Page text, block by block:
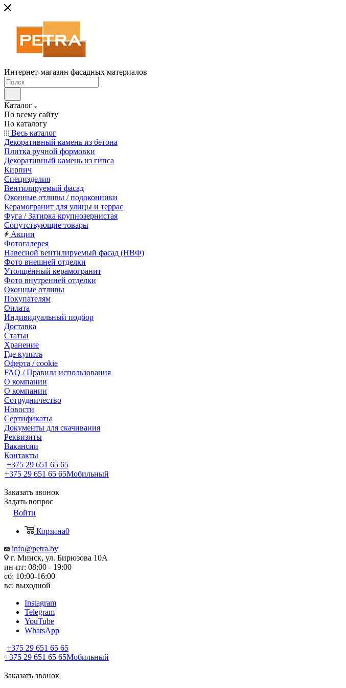
Интернет-магазин фасадных материалов
Каталог
По всему сайту
По каталогу
Весь каталог
Декоративный камень из бетона
Плитка ручной формовки
Декоративный камень из гипса
Кирпич
Специзделия
Вентилируемый фасад
Оконные отливы / подоконники
Керамогранит для улицы и террас
Фуга / Затирка крупнозернистая
Сопутствующие товары
Акции
Фотогалерея
Навесной вентилируемый фасад (НВФ)
Фото внешней отделки
Утолщённый керамогранит
Фото внутренней отделки
Оконные отливы
Покупателям
Оплата
Индивидуальный подбор
Доставка
Статьи
Хранение
Где купить
Оферта / cookie
FAQ / Правила использования
О компании
О компании
Сотрудничество
Новости
Сертификаты
Документы для скачивания
Реквизиты
Вакансии
Контакты
+375 29 651 65 65
+375 29 651 65 65Мобильный
Заказать звонок
Задать вопрос
Войти
Корзина0
info@petra.by
г. Минск, ул. Бирюзова 10А
пн-пт: 08:00 - 19:00
сб: 10:00-16:00
вс: выходной
Instagram
Telegram
YouTube
WhatsApp
+375 29 651 65 65
+375 29 651 65 65Мобильный
Заказать звонок